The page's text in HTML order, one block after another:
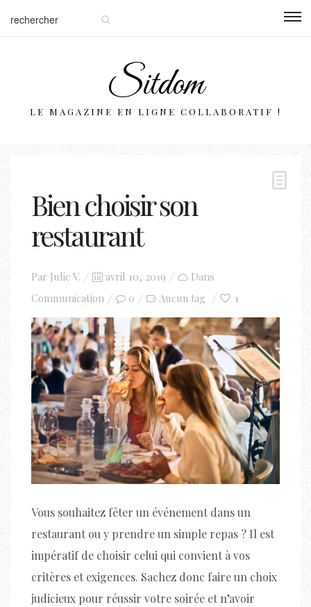
Sitdom
LE MAGAZINE EN LIGNE COLLABORATIF !
Bien choisir son
restaurant
Par Julie V.
Posted
on
avril 10, 2019
Dans
Communication
0 Aucun tag 1
Vous souhaitez fêter un événement dans un
restaurant ou y prendre un simple repas ? Il est
impératif de choisir celui qui convient à vos
critères et exigences. Sachez donc faire un choix
judicieux pour réussir votre soirée et n’avoir